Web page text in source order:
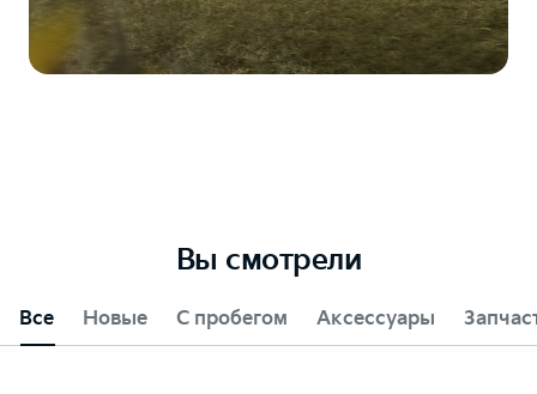
Вы смотрели
Все Новые С пробегом Аксессуары